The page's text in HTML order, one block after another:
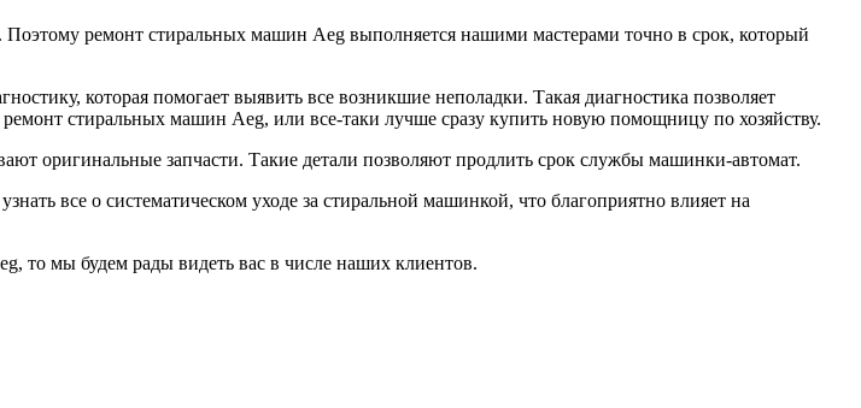
ремонт стиральных машин Aeg выполняется нашими мастерами точно в срок, который
которая помогает выявить все возникшие неполадки. Такая диагностика позволяет
стиральных машин Aeg, или все-таки лучше сразу купить новую помощницу по хозяйству.
оригинальные запчасти. Такие детали позволяют продлить срок службы машинки-автомат.
все о систематическом уходе за стиральной машинкой, что благоприятно влияет на
то мы будем рады видеть вас в числе наших клиентов.